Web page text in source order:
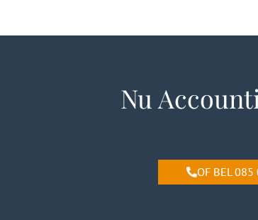
Nu
OF BEL